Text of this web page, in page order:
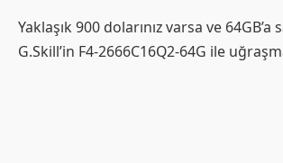
Yaklaşık 900 dolarınız varsa ve 64GB’a
G.Skill’in F4-2666C16Q2-64G ile